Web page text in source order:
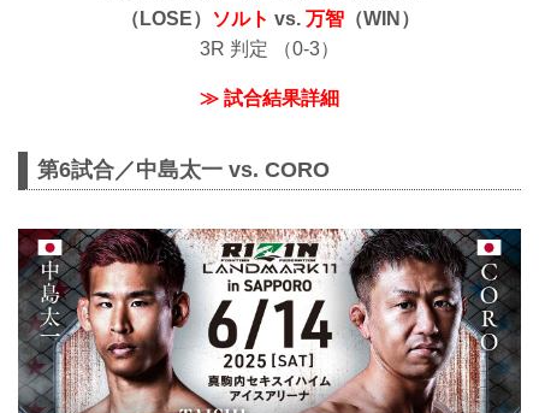
（LOSE）
ソルト vs. 万智（WIN）
3R 判定 （0-3）
≫ 試合結果詳細
第6試合／中島太一 vs. CORO